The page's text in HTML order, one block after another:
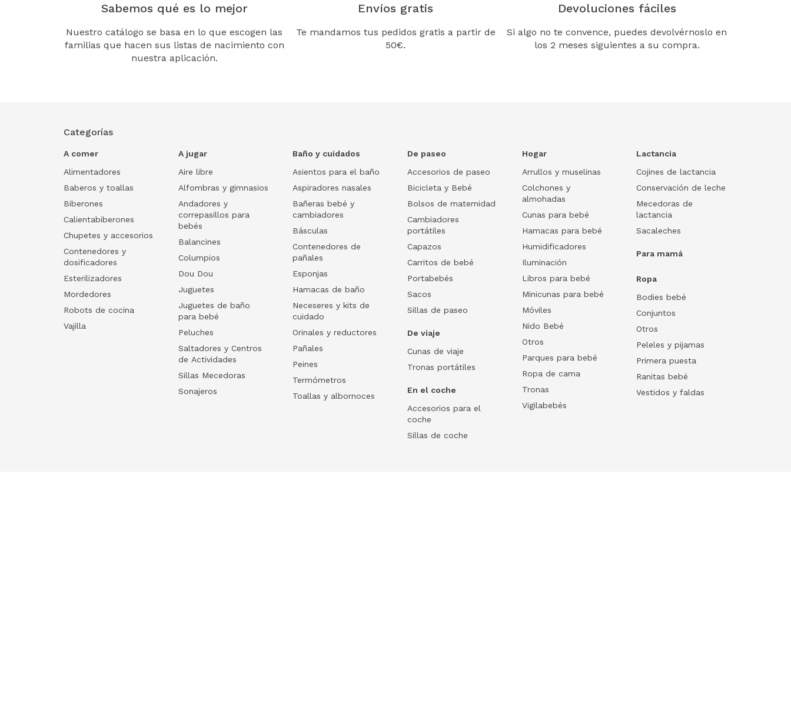
Sabemos qué es lo mejor
Nuestro catálogo se basa en lo que escogen las
familias que hacen sus listas de nacimiento con
nuestra aplicación.
Envíos gratis
Te mandamos tus pedidos gratis a partir de
50€.
Devoluciones fáciles
Si algo no te convence, puedes devolvérnoslo en
los 2 meses siguientes a su compra.
Categorías
A comer
Alimentadores
Baberos y toallas
Biberones
Calientabiberones
Chupetes y accesorios
Contenedores y
dosificadores
Esterilizadores
Mordedores
Robots de cocina
Vajilla
A jugar
Aire libre
Alfombras y gimnasios
Andadores y
correpasillos para
bebés
Balancines
Columpios
Dou Dou
Juguetes
Juguetes de baño
para bebé
Peluches
Saltadores y Centros
de Actividades
Sillas Mecedoras
Sonajeros
Baño y cuidados
Asientos para el baño
Aspiradores nasales
Bañeras bebé y
cambiadores
Básculas
Contenedores de
pañales
Esponjas
Hamacas de baño
Neceseres y kits de
cuidado
Orinales y reductores
Pañales
Peines
Termómetros
Toallas y albornoces
De paseo
Accesorios de paseo
Bicicleta y Bebé
Bolsos de maternidad
Cambiadores
portátiles
Capazos
Carritos de bebé
Portabebés
Sacos
Sillas de paseo
De viaje
Cunas de viaje
Tronas portátiles
En el coche
Accesorios para el
coche
Sillas de coche
Hogar
Arrullos y muselinas
Colchones y
almohadas
Cunas para bebé
Hamacas para bebé
Humidificadores
Iluminación
Libros para bebé
Minicunas para bebé
Móviles
Nido Bebé
Otros
Parques para bebé
Ropa de cama
Tronas
Vigilabebés
Lactancia
Cojines de lactancia
Conservación de leche
Mecedoras de
lactancia
Sacaleches
Para mamá
Ropa
Bodies bebé
Conjuntos
Otros
Peleles y pijamas
Primera puesta
Ranitas bebé
Vestidos y faldas